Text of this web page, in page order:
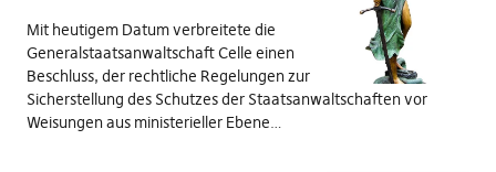
Mit heutigem Datum verbreitete die
Generalstaatsanwaltschaft Celle einen
Beschluss, der rechtliche Regelungen zur
Sicherstellung des Schutzes der Staatsanwaltschaften vor
Weisungen aus ministerieller Ebene…